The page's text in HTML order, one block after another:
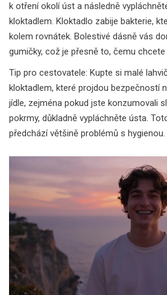
k otření okolí úst a následně
kloktadlem. Kloktadlo zabije bakterie,
kolem rovnátek. Bolestivé dásně vás
gumičky, což je přesně to, čemu chcete
Tip pro cestovatele: Kupte si malé
kloktadlem, které projdou bezpečností
jídle, zejména pokud jste konzumovali
pokrmy, důkladně vypláchněte ústa.
předchází většině problémů s hygienou.